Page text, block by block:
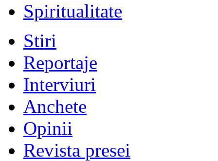
Spiritualitate
Stiri
Reportaje
Interviuri
Anchete
Opinii
Revista presei